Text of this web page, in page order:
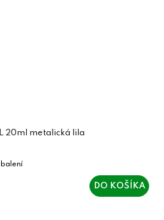
20ml metalická lila
DO KOŠÍKA